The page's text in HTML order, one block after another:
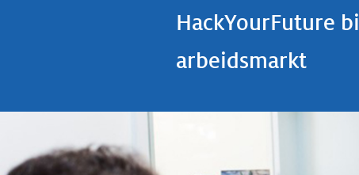
HackYourFuture
arbeidsmarkt